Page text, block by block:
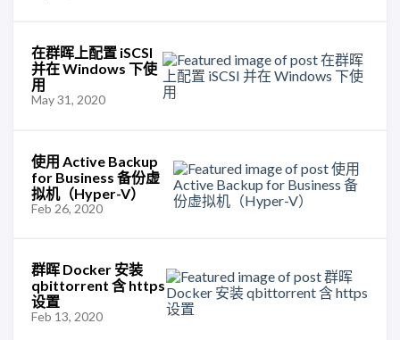
在群晖上配置 iSCSI
并在 Windows 下使
用
May 31, 2020
使用 Active Backup
for Business 备份虚
拟机（Hyper-V）
Feb 26, 2020
群晖 Docker 安装
qbittorrent 含 https
设置
Feb 13, 2020